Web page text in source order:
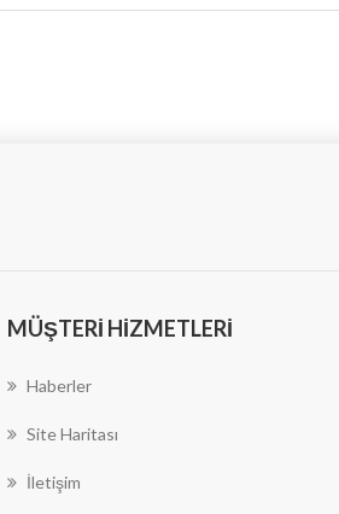
MÜŞTERI HIZMETLERI
Haberler
Site Haritası
İletişim